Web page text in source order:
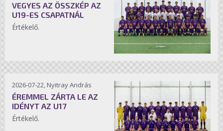
VEGYES AZ ÖSSZKÉP AZ
U19-ES CSAPATNÁL
Értékelő.
2026-07-22, Nyitray András
ÉREMMEL ZÁRTA LE AZ
IDÉNYT AZ U17
Értékelő.